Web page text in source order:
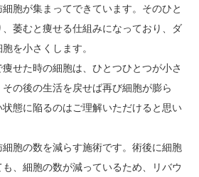
胞が集まってできています。そのひと
萎むと痩せる仕組みになっており、ダ
を小さくします。
せた時の細胞は、ひとつひとつが小さ
の後の生活を戻せば再び細胞が膨ら
態に陥るのはご理解いただけると思い
胞の数を減らす施術です。術後に細胞
、細胞の数が減っているため、リバウ